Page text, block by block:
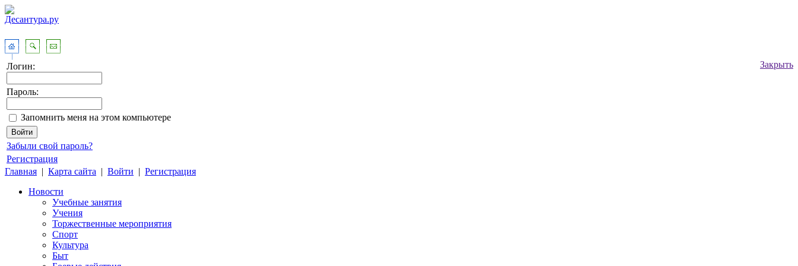
Закрыть
Логин:
Пароль:
Запомнить меня на этом компьютере
Забыли свой пароль?
Регистрация
Главная | Карта сайта | Войти | Регистрация
Новости
Учебные занятия
Учения
Торжественные мероприятия
Спорт
Культура
Быт